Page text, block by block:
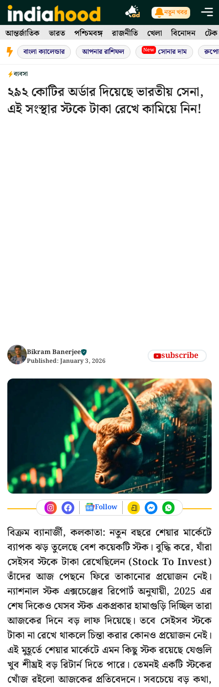
Skip
to
content
নতুন খবর
আন্তর্জাতিক ভারত পশ্চিমবঙ্গ রাজনীতি খেলা বিনোদন টেক
বাংলা ক্যালেন্ডার আপনার রাশিফল New সোনার দাম
ব্যবসা
২৯২ কোটির অর্ডার দিয়েছে ভারতীয় সেনা,
এই সংস্থার স্টকে টাকা রেখে কামিয়ে নিন!
Bikram Banerjee
Published: January 3, 2026 subscribe
Follow
বিক্রম ব্যানার্জী, কলকাতা: নতুন বছরে শেয়ার মার্কেটে
ব্যাপক ঝড় তুলেছে বেশ কয়েকটি স্টক। বুদ্ধি করে, যাঁরা
সেইসব স্টকে টাকা রেখেছিলেন (Stock To Invest)
তাঁদের আজ পেছনে ফিরে তাকানোর প্রয়োজন নেই।
ন্যাশনাল স্টক এক্সচেঞ্জের রিপোর্ট অনুযায়ী, 2025 এর
শেষ দিকেও যেসব স্টক একপ্রকার হামাগুড়ি দিচ্ছিল তারা
আজকের দিনে বড় লাফ দিয়েছে। তবে সেইসব স্টকে
টাকা না রেখে থাকলে চিন্তা করার কোনও প্রয়োজন নেই।
এই মুহূর্তে শেয়ার মার্কেটে এমন কিছু স্টক রয়েছে যেগুলি
খুব শীঘ্রই বড় রিটার্ন দিতে পারে। তেমনই একটি স্টকের
খোঁজ রইলো আজকের প্রতিবেদনে। সবচেয়ে বড় কথা,